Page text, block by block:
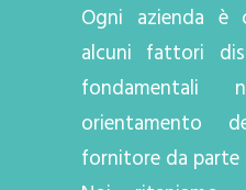
Ogni azienda è
alcuni fattori
orientamento
fornitore da parte